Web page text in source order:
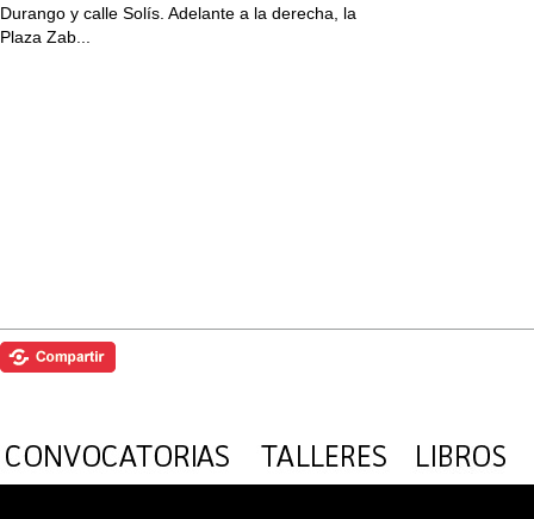
Durango y calle Solís. Adelante a la derecha, la
Plaza Zab...